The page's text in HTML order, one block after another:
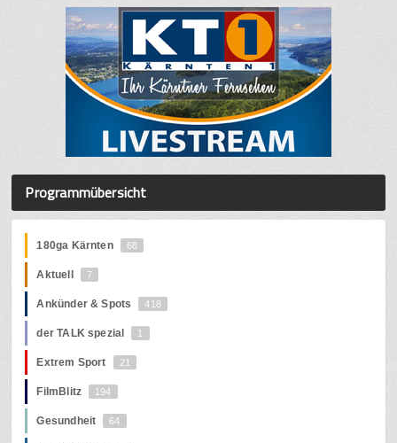
Programmübersicht
180ga Kärnten 68
Aktuell 7
Ankünder & Spots 418
der TALK spezial 1
Extrem Sport 21
FilmBlitz 194
Gesundheit 64